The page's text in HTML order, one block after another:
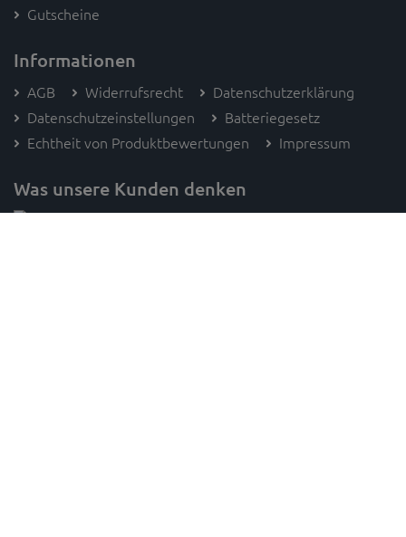
Gutscheine
Informationen
AGB Widerrufsrecht
Datenschutzerklärung
Datenschutzeinstellungen
Batteriegesetz
Echtheit von Produktbewertungen
Impressum
Was unsere Kunden denken